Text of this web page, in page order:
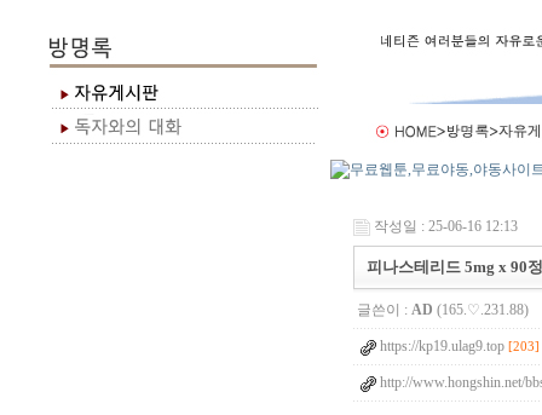
작성일 : 25-06-16 12:13
피나스테리드 5mg x 90
글쓴이 : AD (165.♡.231.88)
https://kp19.ulag9.top [203]
http://www.hongshin.net/